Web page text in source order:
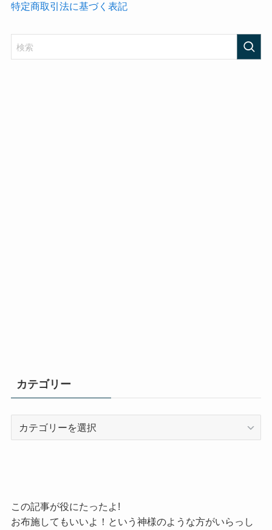
特定商取引法に基づく表記
カテゴリー
この記事が役にたったよ!
お布施してもいいよ！という神様のような方がいらっし